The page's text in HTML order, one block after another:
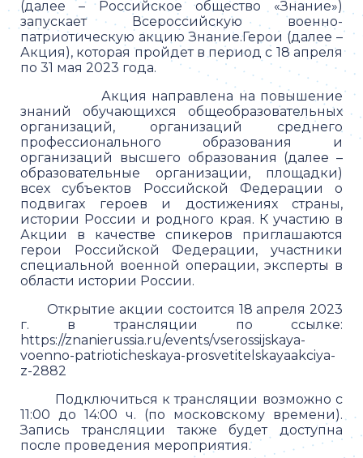
(далее – Российское общество «Знание»)
запускает Всероссийскую военно-
патриотическую акцию Знание.Герои (далее –
Акция), которая пройдет в период с 18 апреля
по 31 мая 2023 года.
Акция направлена на повышение
знаний обучающихся общеобразовательных
организаций, организаций среднего
профессионального образования и
организаций высшего образования (далее –
образовательные организации, площадки)
всех субъектов Российской Федерации о
подвигах героев и достижениях страны,
истории России и родного края. К участию в
Акции в качестве спикеров приглашаются
герои Российской Федерации, участники
специальной военной операции, эксперты в
области истории России.
Открытие акции состоится 18 апреля 2023
г. в трансляции по ссылке:
https://znanierussia.ru/events/vserossijskaya-
voenno-patrioticheskaya-prosvetitelskayaakciya-
z-2882
Подключиться к трансляции возможно с
11:00 до 14:00 ч. (по московскому времени).
Запись трансляции также будет доступна
после проведения мероприятия.